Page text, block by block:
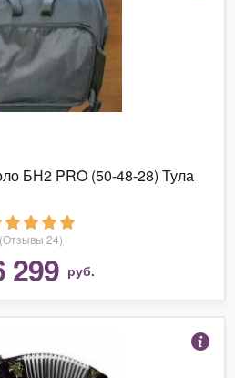
БН2 PRO (50-48-28) Тула
(Отзывы 24)
299 руб.